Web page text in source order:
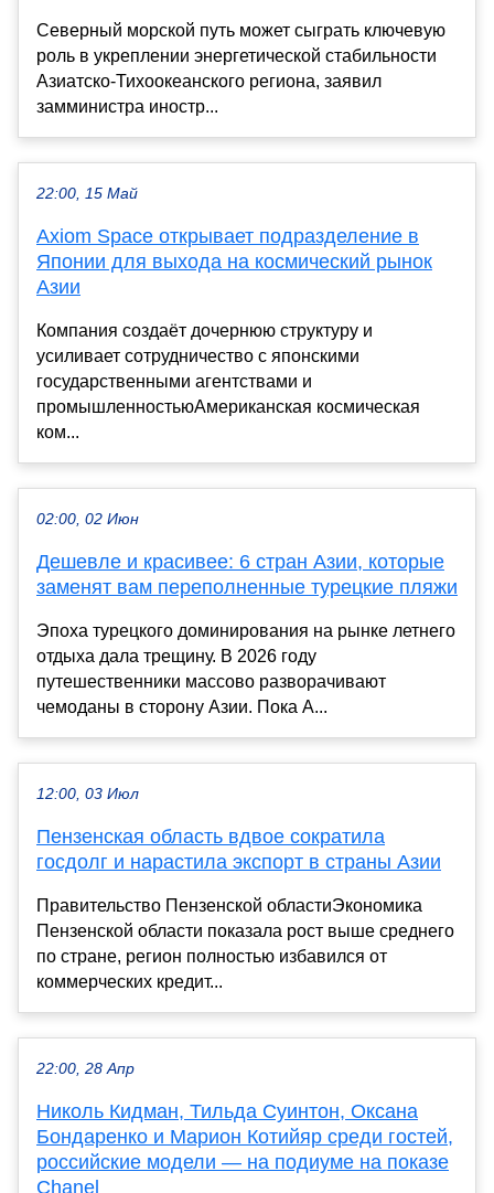
Северный морской путь может сыграть ключевую
роль в укреплении энергетической стабильности
Азиатско-Тихоокеанского региона, заявил
замминистра иностр...
22:00, 15 Май
Axiom Space открывает подразделение в
Японии для выхода на космический рынок
Азии
Компания создаёт дочернюю структуру и
усиливает сотрудничество с японскими
государственными агентствами и
промышленностьюАмериканская космическая
ком...
02:00, 02 Июн
Дешевле и красивее: 6 стран Азии, которые
заменят вам переполненные турецкие пляжи
Эпоха турецкого доминирования на рынке летнего
отдыха дала трещину. В 2026 году
путешественники массово разворачивают
чемоданы в сторону Азии. Пока А...
12:00, 03 Июл
Пензенская область вдвое сократила
госдолг и нарастила экспорт в страны Азии
Правительство Пензенской областиЭкономика
Пензенской области показала рост выше среднего
по стране, регион полностью избавился от
коммерческих кредит...
22:00, 28 Апр
Николь Кидман, Тильда Суинтон, Оксана
Бондаренко и Марион Котийяр среди гостей,
российские модели — на подиуме на показе
Chanel